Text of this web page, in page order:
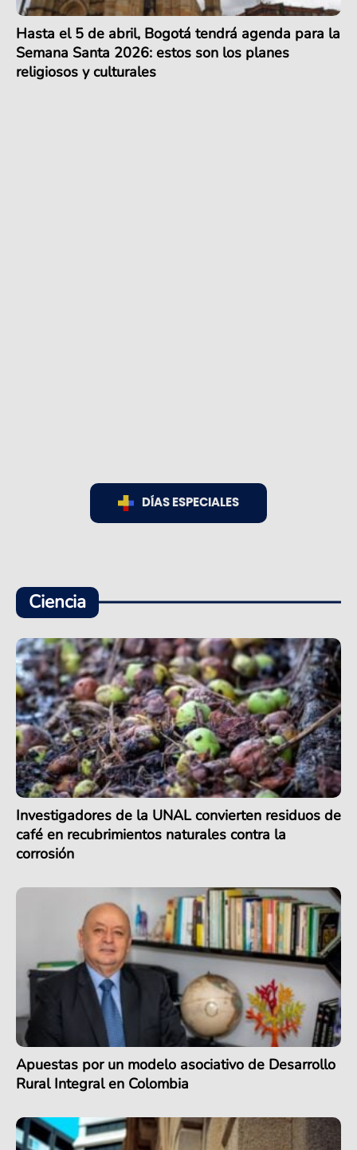
Hasta el 5 de abril, Bogotá tendrá agenda para la
Semana Santa 2026: estos son los planes
religiosos y culturales
DÍAS ESPECIALES
Ciencia
Investigadores de la UNAL convierten residuos de
café en recubrimientos naturales contra la
corrosión
Apuestas por un modelo asociativo de Desarrollo
Rural Integral en Colombia